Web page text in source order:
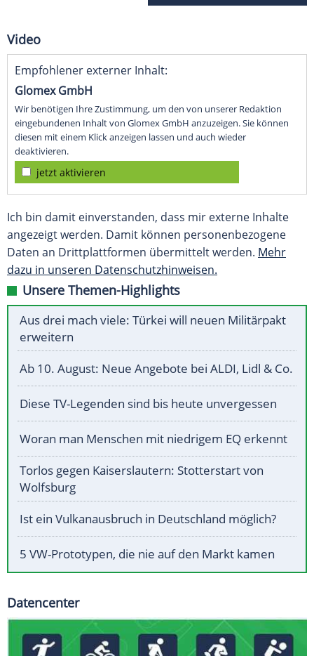
Video
Empfohlener externer Inhalt:
Glomex GmbH
Wir benötigen Ihre Zustimmung, um den von unserer Redaktion
eingebundenen Inhalt von Glomex GmbH anzuzeigen. Sie können
diesen mit einem Klick anzeigen lassen und auch wieder
deaktivieren.
jetzt aktivieren
Ich bin damit einverstanden, dass mir externe Inhalte
angezeigt werden. Damit können personenbezogene
Daten an Drittplattformen übermittelt werden. Mehr
dazu in unseren Datenschutzhinweisen.
Unsere Themen-Highlights
Aus drei mach viele: Türkei will neuen Militärpakt
erweitern
Ab 10. August: Neue Angebote bei ALDI, Lidl & Co.
Diese TV-Legenden sind bis heute unvergessen
Woran man Menschen mit niedrigem EQ erkennt
Torlos gegen Kaiserslautern: Stotterstart von
Wolfsburg
Ist ein Vulkanausbruch in Deutschland möglich?
5 VW-Prototypen, die nie auf den Markt kamen
Datencenter